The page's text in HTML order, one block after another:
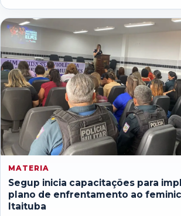
MATERIA
Segup inicia capacitações para
plano de enfrentamento ao
Itaituba